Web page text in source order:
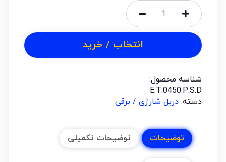
انتخاب / خرید
شناسه محصول:
E.T.0450.P.S.D
دسته: دریل شارژی / برقی
توضیحات توضیحات تکمیلی